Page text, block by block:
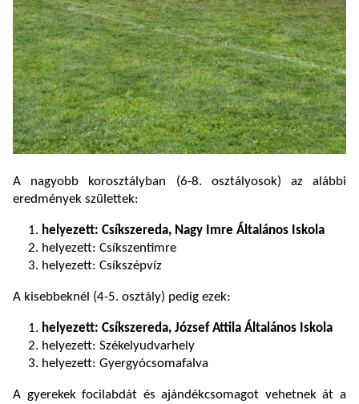
A nagyobb korosztályban (6-8. osztályosok) az alábbi
eredmények születtek:
helyezett: Csíkszereda, Nagy Imre Általános Iskola
helyezett: Csíkszentimre
helyezett: Csíkszépvíz
A kisebbeknél (4-5. osztály) pedig ezek:
helyezett: Csíkszereda, József Attila Általános Iskola
helyezett: Székelyudvarhely
helyezett: Gyergyócsomafalva
A gyerekek focilabdát és ajándékcsomagot vehetnek át a